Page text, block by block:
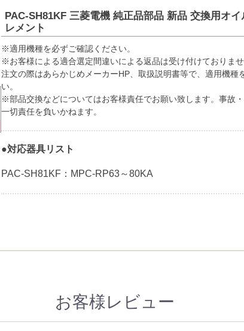
PAC-SH81KF 三菱電機 純正品部品 新品 交換用オ
レメント
※適用機種を必ずご確認ください。
※お客様による適合選定間違いによる返品は受け付けておりま
注文の際はあらかじめメーカーHP、取扱説明書等で、適用機種
い。
※部品交換などについてはお客様責任でお願い致します。事故
一切責任を負いかねます。
●対応器具リスト
PAC-SH81KF：MPC-RP63～80KA
お客様レビュー